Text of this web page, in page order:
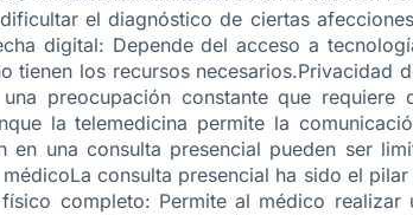
el diagnóstico de ciertas
digital: Depende del acceso a
tienen los recursos necesarios.Privacidad
preocupación constante que requiere
la telemedicina permite la
una consulta presencial pueden ser
consulta presencial ha sido el
completo: Permite al médico realizar